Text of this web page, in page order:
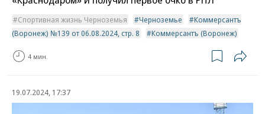
Спортивная жизнь Черноземья Черноземье
Коммерсантъ
(Воронеж) №139 от 06.08.2024, стр. 8
Коммерсантъ (Воронеж)
4 мин.
19.07.2024, 17:37